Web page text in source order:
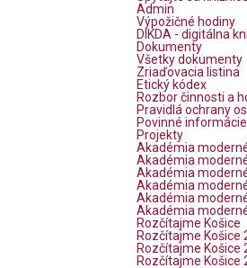
Admin
Výpožičné hodiny
DIKDA - digitálna
Dokumenty
Všetky dokumenty
Zriaďovacia listina
Etický kódex
Rozbor činnosti a
Pravidlá ochrany
Povinné informácie
Projekty
Akadémia
Akadémia
Akadémia
Akadémia
Akadémia
Akadémia
Rozčítajme Košice
Rozčítajme Košice
Rozčítajme Košice
Rozčítajme Košice